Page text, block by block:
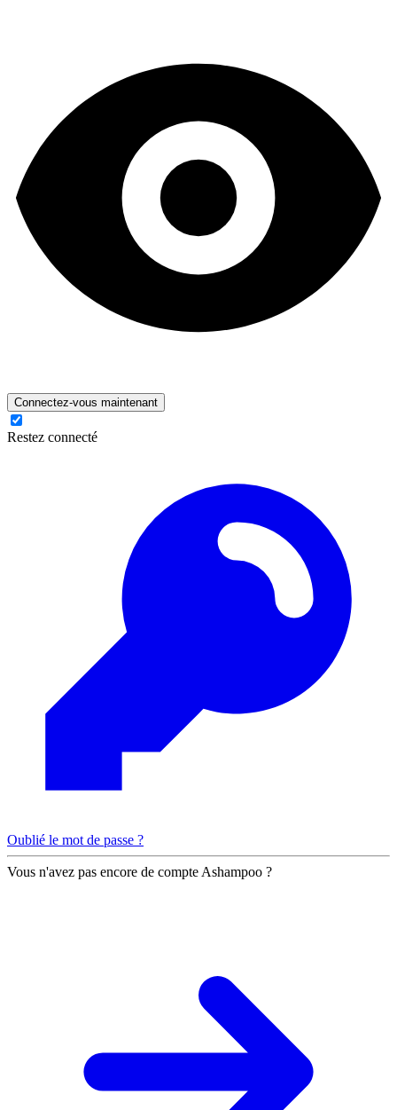
Connectez-vous maintenant
Restez connecté
Oublié le mot de passe ?
Vous n'avez pas encore de compte Ashampoo ?